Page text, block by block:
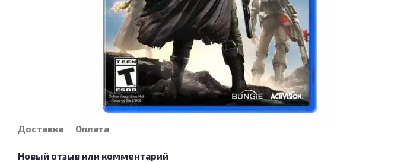
Доставка Оплата
Новый отзыв или комментарий